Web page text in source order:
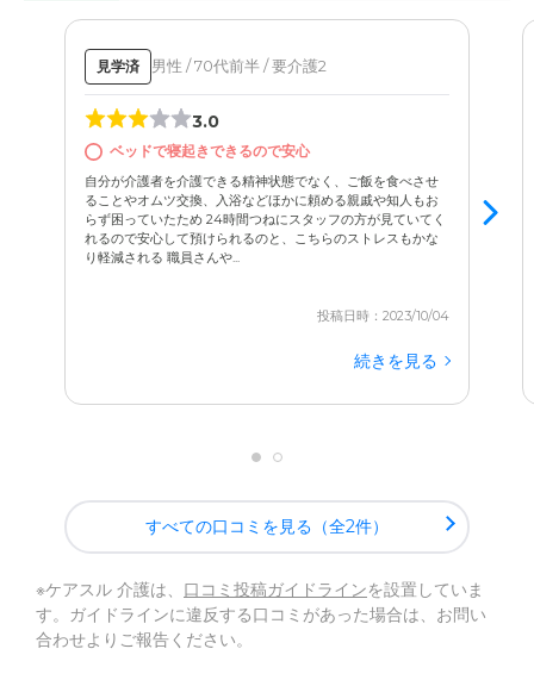
見学済 男性 / 70代前半 / 要介護2
3.0
ベッドで寝起きできるので安心
自分が介護者を介護できる精神状態でなく、ご飯を食べさせ
ることやオムツ交換、入浴などほかに頼める親戚や知人もお
らず困っていたため 24時間つねにスタッフの方が見ていてく
れるので安心して預けられるのと、こちらのストレスもかな
り軽減される 職員さんや...
投稿日時：2023/10/04
続きを見る
すべての口コミを見る（全2件）
※ケアスル 介護は、 口コミ投稿ガイドラインを設置していま
す。ガイドラインに違反する口コミがあった場合は、お問い
合わせよりご報告ください。